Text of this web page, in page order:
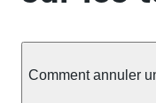
Comment annuler